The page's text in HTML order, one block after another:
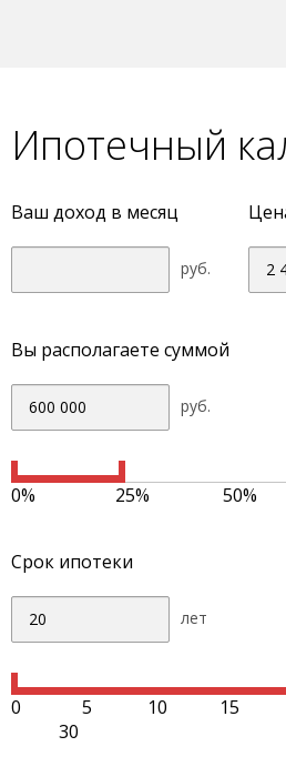
Ипотечный
Ваш доход в месяц
руб.
Вы располагаете суммой
руб.
0% 25% 50%
Срок ипотеки
лет
0 5 10 15
30